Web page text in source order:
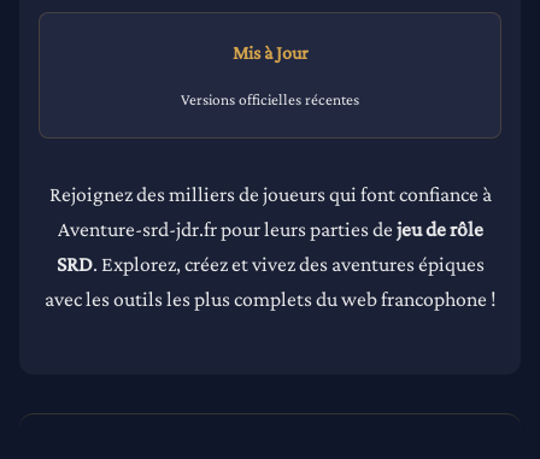
Mis à Jour
Versions officielles récentes
Rejoignez des milliers de joueurs qui font confiance à
Aventure-srd-jdr.fr pour leurs parties de jeu de rôle
SRD. Explorez, créez et vivez des aventures épiques
avec les outils les plus complets du web francophone !